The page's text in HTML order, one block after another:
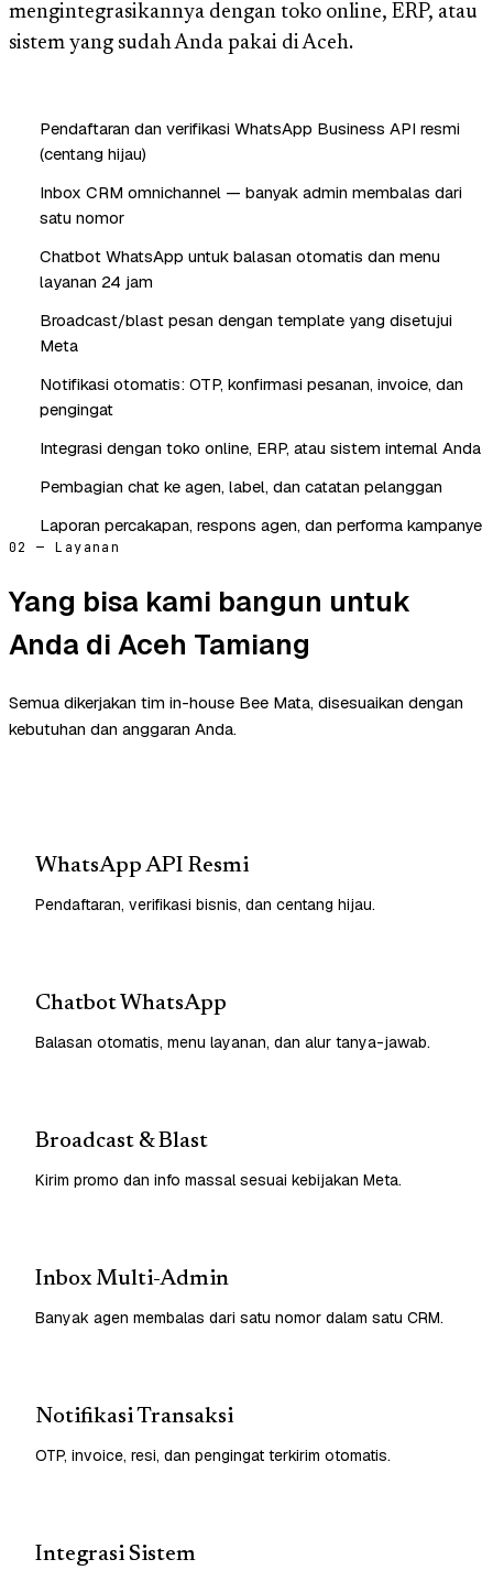
mengintegrasikannya dengan toko online, ERP, atau
sistem yang sudah Anda pakai di Aceh.
Pendaftaran dan verifikasi WhatsApp Business API resmi
(centang hijau)
Inbox CRM omnichannel — banyak admin membalas dari
satu nomor
Chatbot WhatsApp untuk balasan otomatis dan menu
layanan 24 jam
Broadcast/blast pesan dengan template yang disetujui
Meta
Notifikasi otomatis: OTP, konfirmasi pesanan, invoice, dan
pengingat
Integrasi dengan toko online, ERP, atau sistem internal Anda
Pembagian chat ke agen, label, dan catatan pelanggan
Laporan percakapan, respons agen, dan performa kampanye
02 — Layanan
Yang bisa kami bangun untuk
Anda di Aceh Tamiang
Semua dikerjakan tim in-house Bee Mata, disesuaikan dengan
kebutuhan dan anggaran Anda.
WhatsApp API Resmi
Pendaftaran, verifikasi bisnis, dan centang hijau.
Chatbot WhatsApp
Balasan otomatis, menu layanan, dan alur tanya-jawab.
Broadcast & Blast
Kirim promo dan info massal sesuai kebijakan Meta.
Inbox Multi-Admin
Banyak agen membalas dari satu nomor dalam satu CRM.
Notifikasi Transaksi
OTP, invoice, resi, dan pengingat terkirim otomatis.
Integrasi Sistem